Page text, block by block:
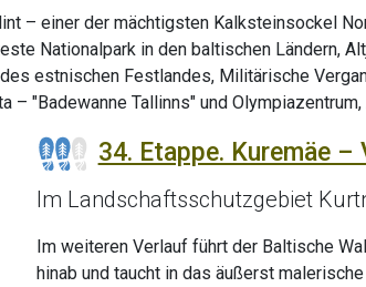
– einer der mächtigsten Kalksteinsockel
Nationalpark in den baltischen Ländern,
estnischen Festlandes, Militärische
"Badewanne Tallinns" und
34. Etappe. Kuremäe –
Im Landschaftsschutzgebiet
Im weiteren Verlauf führt der Baltische
hinab und taucht in das äußerst